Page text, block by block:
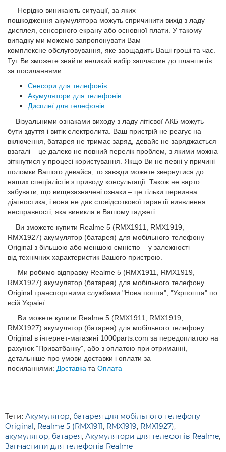
Нерідко виникають ситуації, за яких
пошкодження акумулятора можуть спричинити вихід з ладу
дисплея, сенсорного екрану або основної плати. У такому
випадку ми можемо запропонувати Вам
комплексне обслуговування, яке заощадить Ваші гроші та час.
Тут Ви зможете знайти великий вибір запчастин до планшетів
за посиланнями:
Сенсори для телефонів
Акумулятори для телефонів
Дисплеї для телефонів
Візуальними ознаками виходу з ладу літієвої АКБ можуть
бути здуття і витік електролита. Ваш пристрій не реагує на
включення, батарея не тримає заряд, девайс не заряджається
взагалі – це далеко не повний перелік проблем, з якими можна
зіткнутися у процесі користування. Якщо Ви не певні у причині
поломки Вашого девайса, то завжди можете звернутися до
наших спеціалістів з приводу консультації. Також не варто
забувати, що вищезазначені ознаки – це тільки первинна
діагностика, і вона не дає стовідсоткової гарантії виявлення
несправності, яка виникла в Вашому гаджеті.
Ви зможете купити Realme 5 (RMX1911, RMX1919,
RMX1927) акумулятор (батарея) для мобільного телефону
Original з більшою або меншою ємністю – у залежності
від технічних характеристик Вашого пристрою.
Ми робимо відправку Realme 5 (RMX1911, RMX1919,
RMX1927) акумулятор (батарея) для мобільного телефону
Original транспортними службами "Нова пошта", "Укрпошта" по
всій Украінї.
Ви можете купити Realme 5 (RMX1911, RMX1919,
RMX1927) акумулятор (батарея) для мобільного телефону
Original в інтернет-магазині 1000parts.com за передоплатою на
рахунок "Приватбанку", або з оплатою при отриманні,
детальніше про умови доставки і оплати за
посиланнями: Доставка та Оплата
Теги: Акумулятор, батарея для мобільного телефону
Original, Realme 5 (RMX1911, RMX1919, RMX1927),
акумулятор, батарея, Акумулятори для телефонів Realme,
Запчастини для телефонів Realme